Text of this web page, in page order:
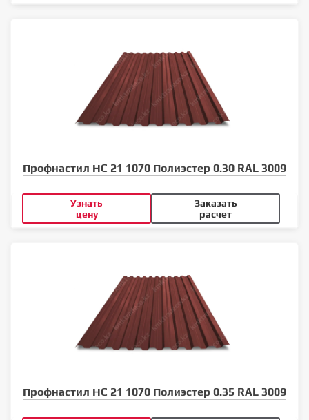
Профнастил НС 21 1070 Полиэстер 0.30 RAL 3009
Узнать
цену
Заказать
расчет
Профнастил НС 21 1070 Полиэстер 0.35 RAL 3009